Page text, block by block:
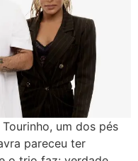
um dos pés
pareceu ter